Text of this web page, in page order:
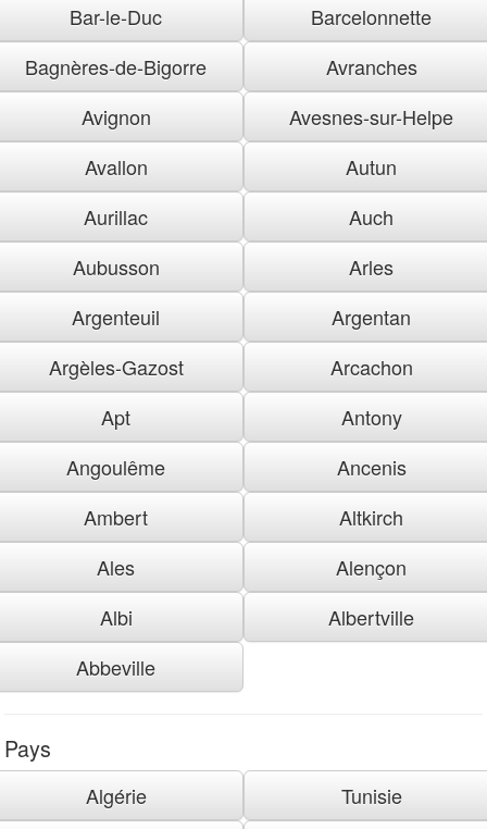
Bar-le-Duc
Barcelonnette
Bagnères-de-Bigorre
Avranches
Avignon
Avesnes-sur-Helpe
Avallon
Autun
Aurillac
Auch
Aubusson
Arles
Argenteuil
Argentan
Argèles-Gazost
Arcachon
Apt
Antony
Angoulême
Ancenis
Ambert
Altkirch
Ales
Alençon
Albi
Albertville
Abbeville
Pays
Algérie
Tunisie